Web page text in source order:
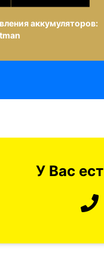
аккумуляторов:
У Вас